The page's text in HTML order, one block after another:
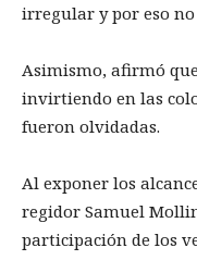
irregular y por eso
Asimismo, afirmó
invirtiendo en las
fueron olvidadas.
Al exponer los
regidor Samuel
participación de los